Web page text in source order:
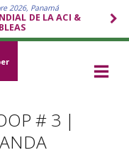
2026, Panamá
DE LA ACI &
# 3 |